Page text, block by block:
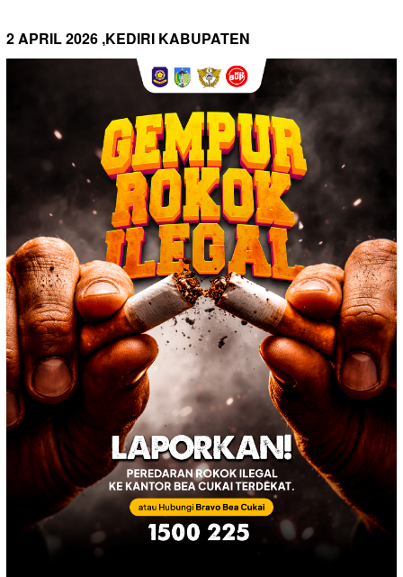
2 APRIL 2026 ,KEDIRI KABUPATEN